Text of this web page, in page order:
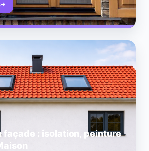
façade : isolation, peinture